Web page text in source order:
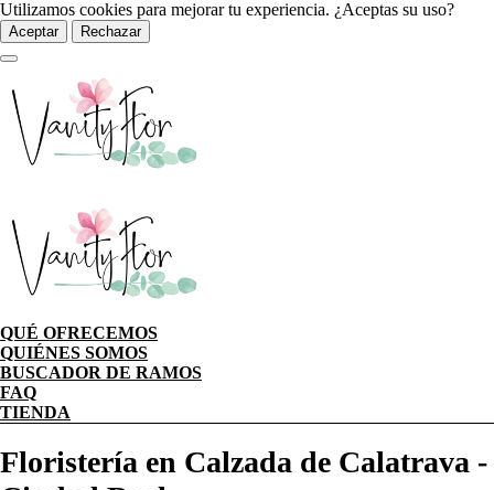
Utilizamos cookies para mejorar tu experiencia. ¿Aceptas su uso?
Aceptar Rechazar
QUÉ OFRECEMOS
QUIÉNES SOMOS
BUSCADOR DE RAMOS
FAQ
TIENDA
Floristería en Calzada de Calatrava -